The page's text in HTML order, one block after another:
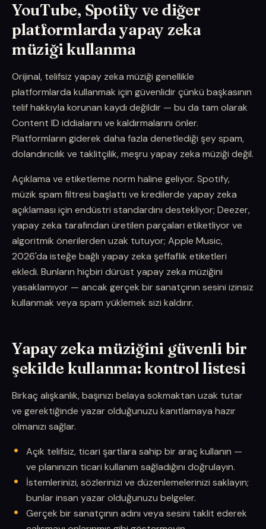
YouTube, Spotify ve diğer
platformlarda yapay zeka
müziği kullanma
Orijinal, telifsiz yapay zeka müziği genellikle
platformlarda kullanmak için güvenlidir çünkü başkasının
telif hakkıyla korunan kaydı değildir — bu da tam olarak
Content ID iddialarını ve kaldırmalarını önler.
Platformların giderek daha fazla denetlediği şey spam,
dolandırıcılık ve taklitçilik, meşru yapay zeka müziği değil.
Açıklama ve etiketleme norm haline geliyor. Spotify,
müzik spam filtresi başlattı ve kredilerde yapay zeka
açıklaması için endüstri standardını destekliyor; Deezer,
yapay zeka tarafından üretilen parçaları etiketliyor ve
algoritmik önerilerden uzak tutuyor; Apple Music,
2026'da isteğe bağlı yapay zeka şeffaflık etiketleri
ekledi. Bunların hiçbiri dürüst yapay zeka müziğini
yasaklamıyor — ancak gerçek bir sanatçının sesini izinsiz
kullanmak veya spam yüklemek sizi kaldırır.
Yapay zeka müziğini güvenli bir
şekilde kullanma: kontrol listesi
Birkaç alışkanlık, başınızı belaya sokmaktan uzak tutar
ve gerektiğinde yazar olduğunuzu kanıtlamaya hazır
olmanızı sağlar.
Açık telifsiz, ticari şartlara sahip bir araç kullanın —
ve planınızın ticari kullanım sağladığını doğrulayın.
İstemlerinizi, sözlerinizi ve düzenlemelerinizi saklayın;
bunlar insan yazar olduğunuzu belgeler.
Gerçek bir sanatçının adını veya sesini taklit ederek